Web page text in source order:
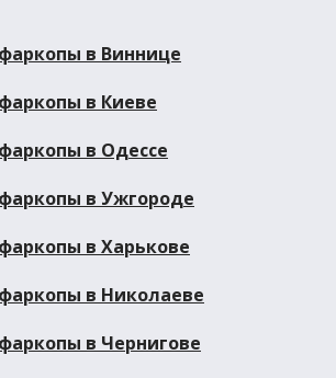
в Виннице
в Киеве
в Одессе
в Ужгороде
в Харькове
в Николаеве
в Чернигове